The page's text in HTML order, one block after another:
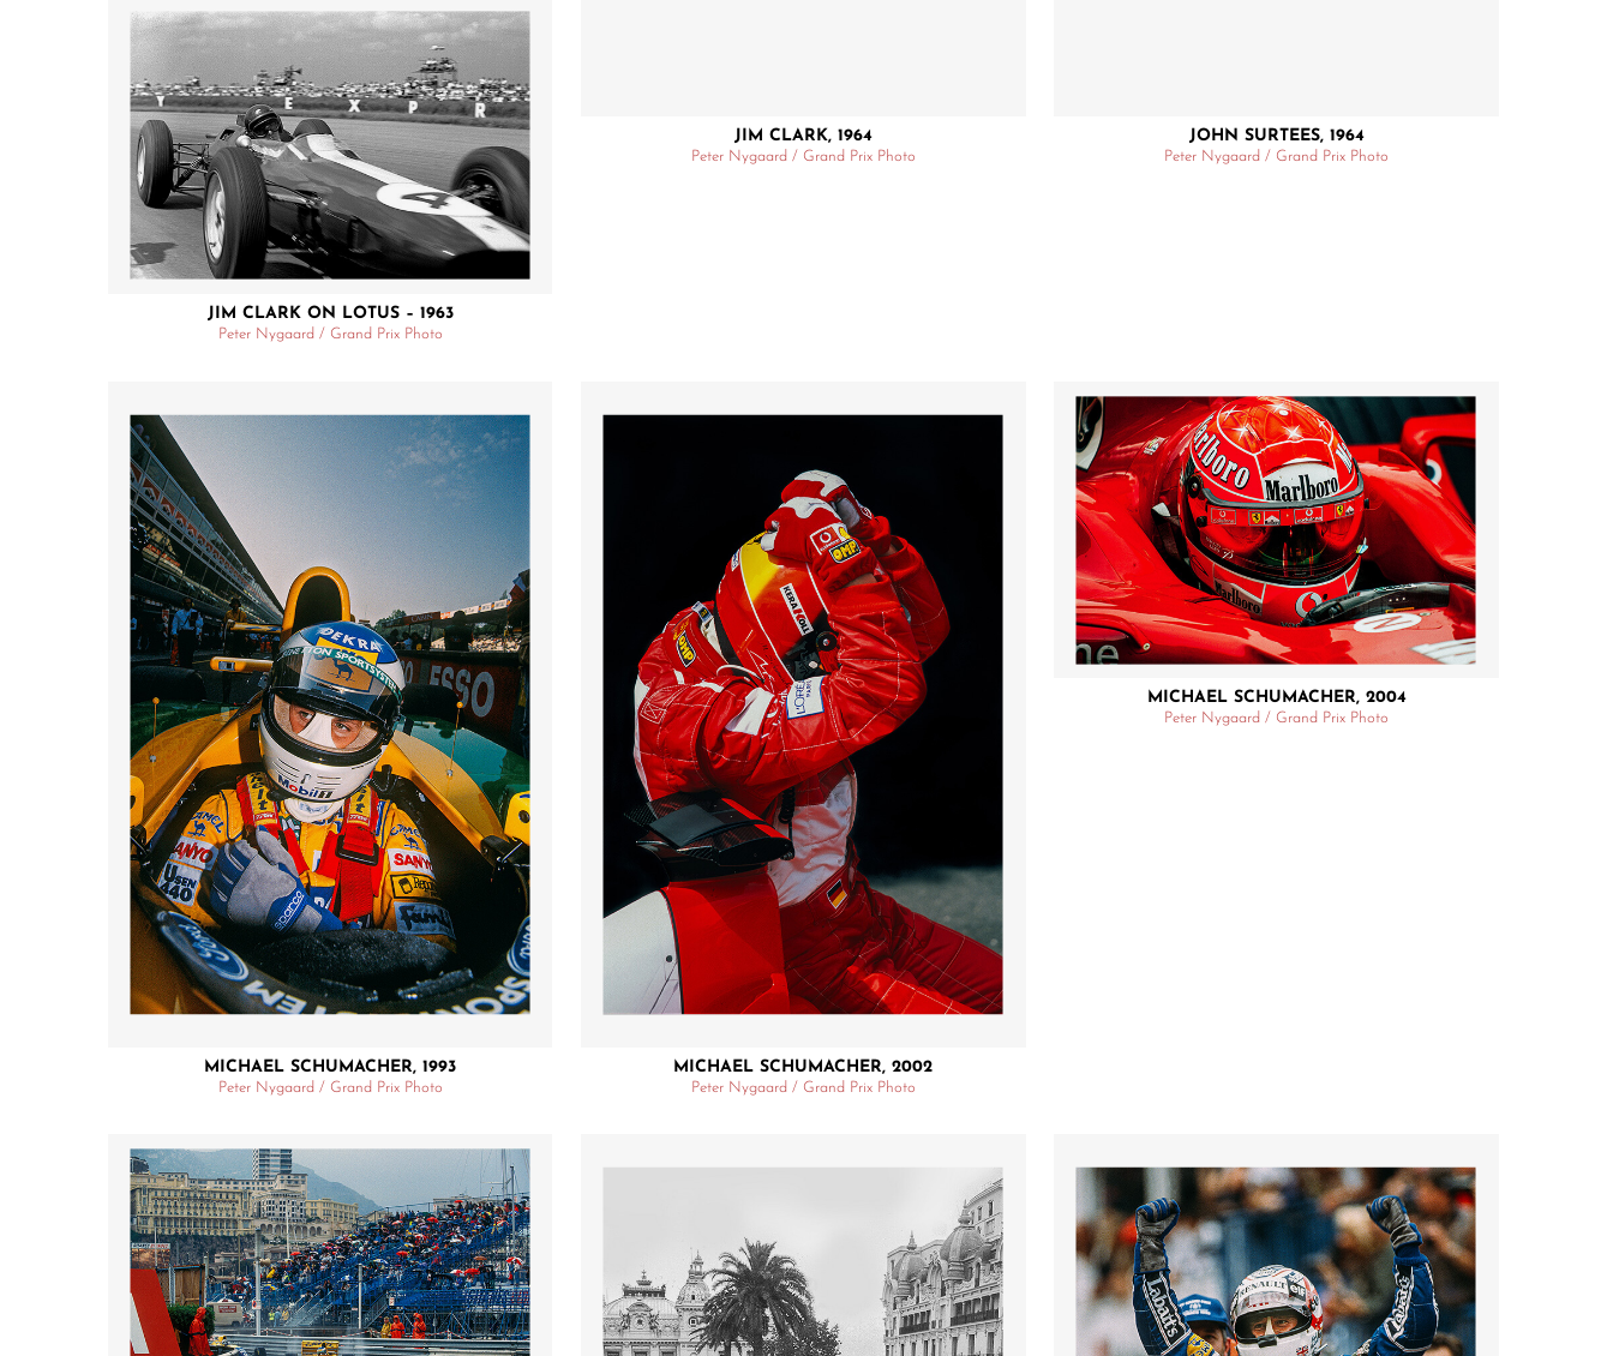
JIM CLARK ON LOTUS – 1963
Peter Nygaard / Grand Prix Photo
JIM CLARK, 1964
Peter Nygaard / Grand Prix Photo
JOHN SURTEES, 1964
Peter Nygaard / Grand Prix Photo
MICHAEL SCHUMACHER, 1993
Peter Nygaard / Grand Prix Photo
MICHAEL SCHUMACHER, 2002
Peter Nygaard / Grand Prix Photo
MICHAEL SCHUMACHER, 2004
Peter Nygaard / Grand Prix Photo